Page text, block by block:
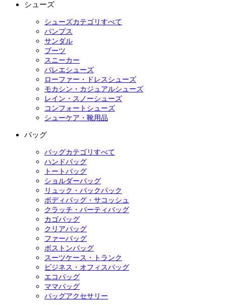
シューズ
シューズカテゴリすべて
パンプス
サンダル
ブーツ
スニーカー
バレエシューズ
ローファー・ドレスシューズ
モカシン・カジュアルシューズ
レイン・スノーシューズ
コンフォートシューズ
シューケア・靴用品
バッグ
バッグカテゴリすべて
ハンドバッグ
トートバッグ
ショルダーバッグ
リュック・バックパック
ボディバッグ・サコッシュ
クラッチ・パーティバッグ
カゴバッグ
クリアバッグ
ファーバッグ
ボストンバッグ
スーツケース・トランク
ビジネス・オフィスバッグ
エコバッグ
ママバッグ
バッグアクセサリー